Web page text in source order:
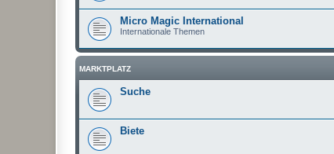
Micro Magic International
Internationale Themen
MARKTPLATZ
Suche
Biete